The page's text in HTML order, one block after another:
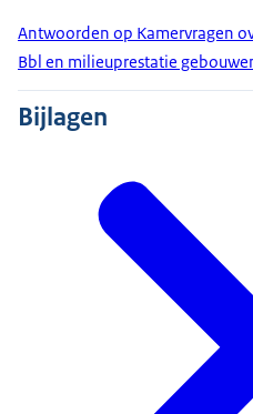
Antwoorden op Kamervragen
Bbl en milieuprestatie
Bijlagen